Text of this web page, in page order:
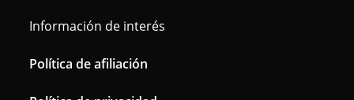
Información de interés
Política de afiliación